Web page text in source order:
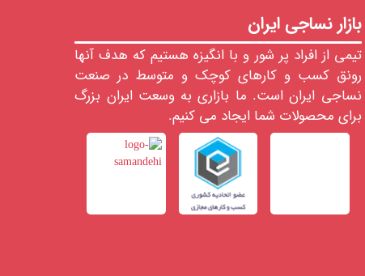
بازار نساجی ایران
تیمی از افراد پر شور و با انگیزه هستیم که هدف آنها
رونق کسب و کارهای کوچک و متوسط در صنعت
نساجی ایران است. ما بازاری به وسعت ایران بزرگ
برای محصولات شما ایجاد می کنیم.